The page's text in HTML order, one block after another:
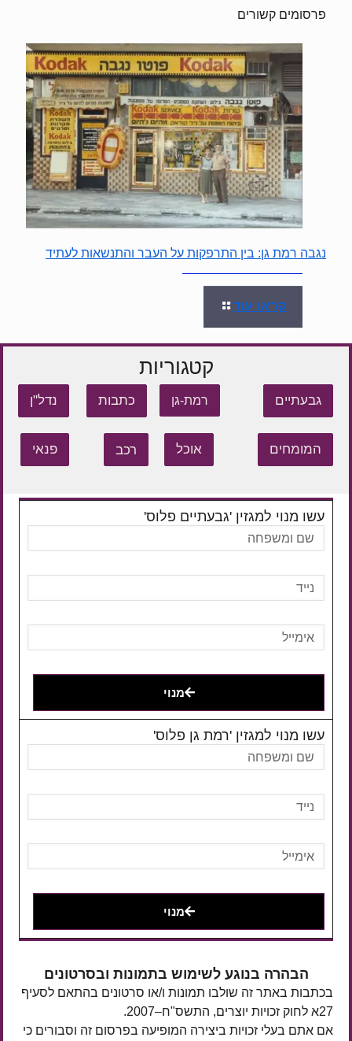
פרסומים קשורים
נגבה רמת גן: בין התרפקות על העבר והתנשאות לעתיד
קראו עוד
קטגוריות
גבעתיים רמת-גן כתבות נדל"ן
המומחים אוכל רכב פנאי
עשו מנוי למגזין 'גבעתיים פלוס'
מנוי
עשו מנוי למגזין 'רמת גן פלוס'
מנוי
הבהרה בנוגע לשימוש בתמונות ובסרטונים
בכתבות באתר זה שולבו תמונות ו/או סרטונים בהתאם לסעיף
27א לחוק זכויות יוצרים, התשס"ח–2007.
אם אתם בעלי זכויות ביצירה המופיעה בפרסום זה וסבורים כי